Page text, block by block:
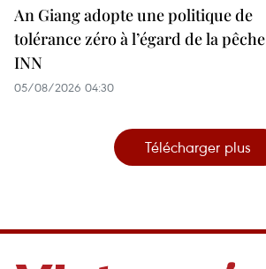
An Giang adopte une politique de
tolérance zéro à l’égard de la pêche
INN
05/08/2026 04:30
Télécharger plus